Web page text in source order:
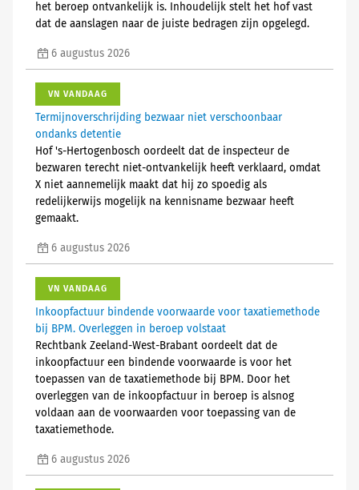
het beroep ontvankelijk is. Inhoudelijk stelt het hof vast
dat de aanslagen naar de juiste bedragen zijn opgelegd.
6 augustus 2026
VN VANDAAG
Termijnoverschrijding bezwaar niet verschoonbaar
ondanks detentie
Hof 's-Hertogenbosch oordeelt dat de inspecteur de
bezwaren terecht niet-ontvankelijk heeft verklaard, omdat
X niet aannemelijk maakt dat hij zo spoedig als
redelijkerwijs mogelijk na kennisname bezwaar heeft
gemaakt.
6 augustus 2026
VN VANDAAG
Inkoopfactuur bindende voorwaarde voor taxatiemethode
bij BPM. Overleggen in beroep volstaat
Rechtbank Zeeland-West-Brabant oordeelt dat de
inkoopfactuur een bindende voorwaarde is voor het
toepassen van de taxatiemethode bij BPM. Door het
overleggen van de inkoopfactuur in beroep is alsnog
voldaan aan de voorwaarden voor toepassing van de
taxatiemethode.
6 augustus 2026